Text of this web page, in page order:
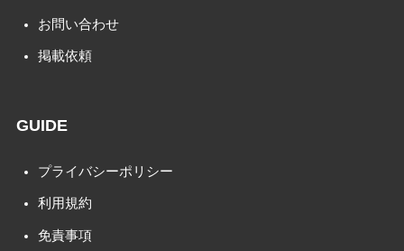
お問い合わせ
掲載依頼
GUIDE
プライバシーポリシー
利用規約
免責事項